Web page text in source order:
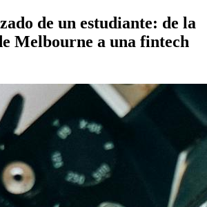
de un estudiante: de la
Melbourne a una fintech